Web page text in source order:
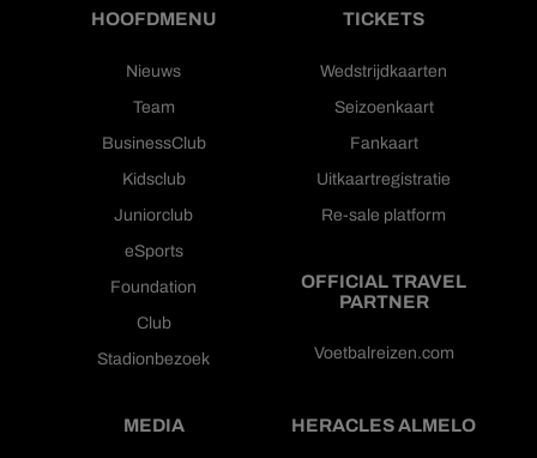
HOOFDMENU
Nieuws
Team
BusinessClub
Kidsclub
Juniorclub
eSports
Foundation
Club
Stadionbezoek
TICKETS
Wedstrijdkaarten
Seizoenkaart
Fankaart
Uitkaartregistratie
Re-sale platform
OFFICIAL TRAVEL
PARTNER
Voetbalreizen.com
MEDIA HERACLES ALMELO